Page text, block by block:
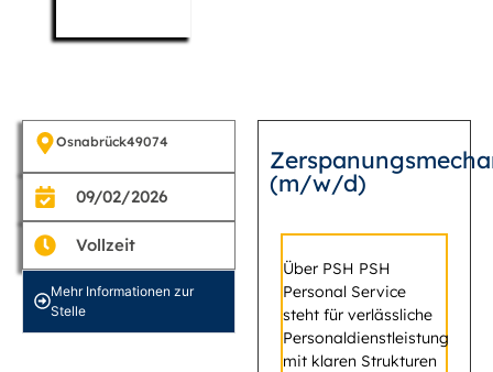
Osnabrück49074
09/02/2026
Vollzeit
Mehr Informationen zur
Stelle
(m/w/d)
Über PSH PSH
Personal Service
steht für verlässliche
Personaldienstleistung
mit klaren Strukturen